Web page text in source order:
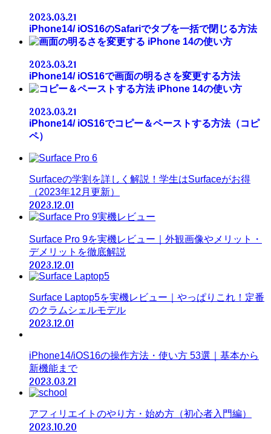
2023.03.21
iPhone14/ iOS16のSafariでタブを一括で閉じる方法
iPhone 14の使い方
2023.03.21
iPhone14/ iOS16で画面の明るさを変更する方法
iPhone 14の使い方
2023.03.21
iPhone14/ iOS16でコピー＆ペーストする方法（コピ
ペ）
Surfaceの学割を詳しく解説！学生はSurfaceがお得
（2023年12月更新）
2023.12.01
Surface Pro 9を実機レビュー｜外観画像やメリット・
デメリットを徹底解説
2023.12.01
Surface Laptop5を実機レビュー｜やっぱりこれ！定番
のクラムシェルモデル
2023.12.01
iPhone14/iOS16の操作方法・使い方 53選｜基本から
新機能まで
2023.03.21
アフィリエイトのやり方・始め方（初心者入門編）
2023.10.20